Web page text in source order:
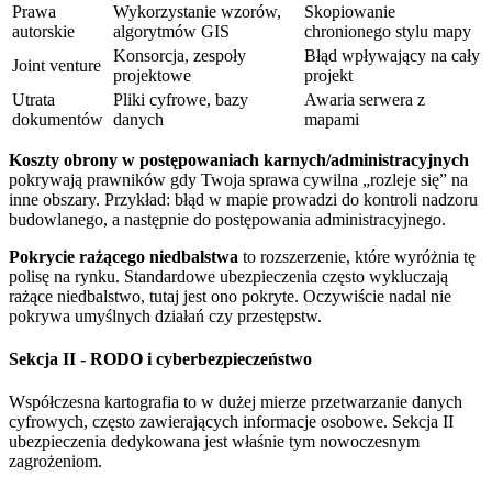
Prawa
autorskie
Wykorzystanie wzorów,
algorytmów GIS
Skopiowanie
chronionego stylu mapy
Joint venture
Konsorcja, zespoły
projektowe
Błąd wpływający na cały
projekt
Utrata
dokumentów
Pliki cyfrowe, bazy
danych
Awaria serwera z
mapami
Koszty obrony w postępowaniach karnych/administracyjnych
pokrywają prawników gdy Twoja sprawa cywilna „rozleje się” na
inne obszary. Przykład: błąd w mapie prowadzi do kontroli nadzoru
budowlanego, a następnie do postępowania administracyjnego.
Pokrycie rażącego niedbalstwa to rozszerzenie, które wyróżnia tę
polisę na rynku. Standardowe ubezpieczenia często wykluczają
rażące niedbalstwo, tutaj jest ono pokryte. Oczywiście nadal nie
pokrywa umyślnych działań czy przestępstw.
Sekcja II - RODO i cyberbezpieczeństwo
Współczesna kartografia to w dużej mierze przetwarzanie danych
cyfrowych, często zawierających informacje osobowe. Sekcja II
ubezpieczenia dedykowana jest właśnie tym nowoczesnym
zagrożeniom.